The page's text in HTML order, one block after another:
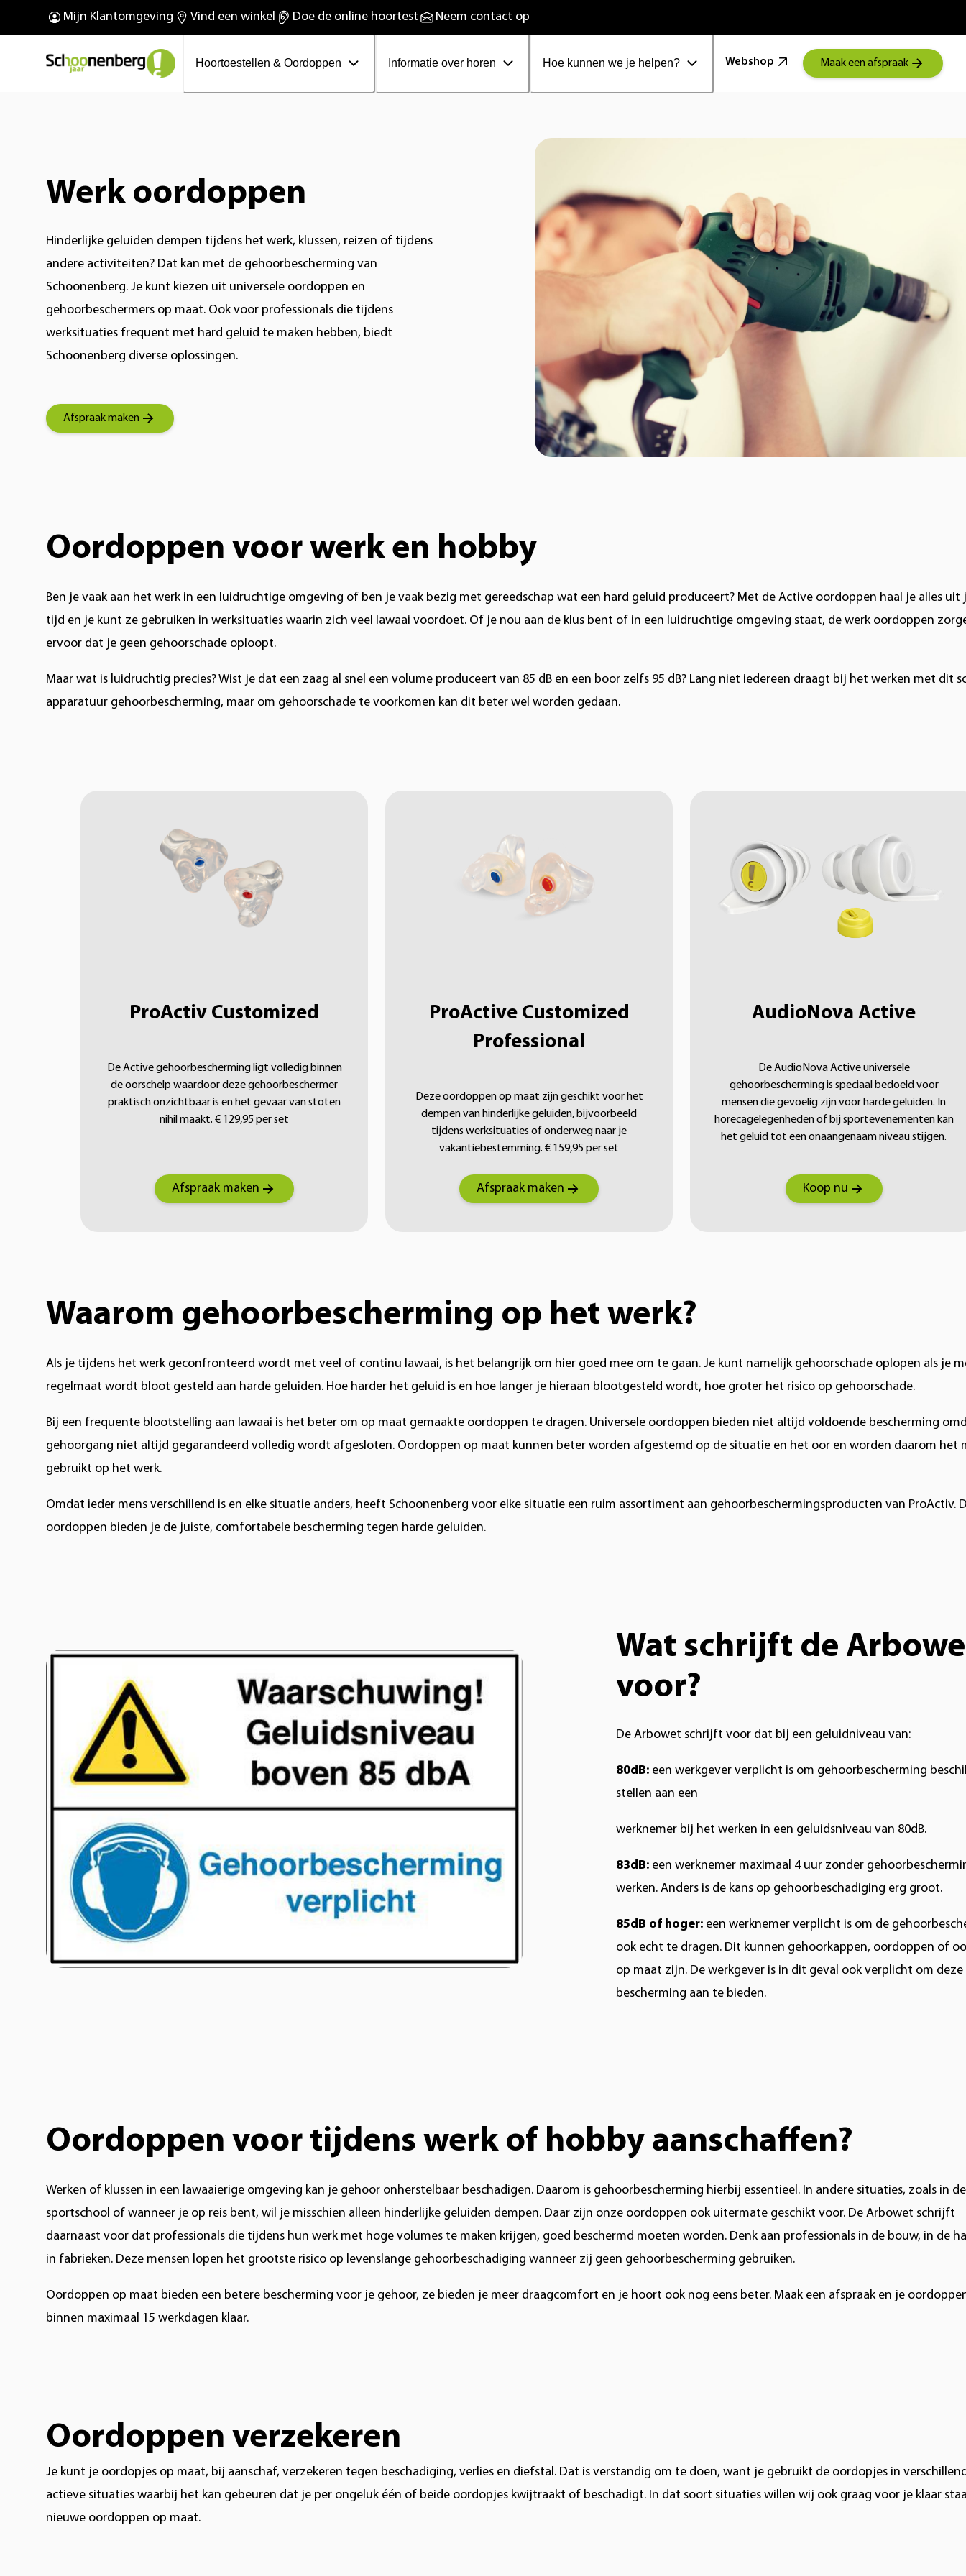
Mijn Klantomgeving Vind een winkel Doe de online hoortest Neem contact op
Hoortoestellen & Oordoppen Informatie over horen Hoe kunnen we je helpen? Webshop Maak een afspraak
De nieuwe Phonak Virto™
R Infinio
Oplaadbare hoortoestellen
100 Jaar Schoonenberg
Wij bestaan 100 jaar!
Werk oordoppen
Hinderlijke geluiden dempen tijdens het werk, klussen, reizen of tijdens
andere activiteiten? Dat kan met de gehoorbescherming van
Schoonenberg. Je kunt kiezen uit universele oordoppen en
gehoorbeschermers op maat. Ook voor professionals die tijdens
werksituaties frequent met hard geluid te maken hebben, biedt
Schoonenberg diverse oplossingen.
Afspraak maken
Oordoppen voor werk en hobby
Ben je vaak aan het werk in een luidruchtige omgeving of ben je vaak bezig met gereedschap wat een hard geluid produceert? Met de Active oordoppen haal je alles uit
tijd en je kunt ze gebruiken in werksituaties waarin zich veel lawaai voordoet. Of je nou aan de klus bent of in een luidruchtige omgeving staat, de werk oordoppen
ervoor dat je geen gehoorschade oploopt.
Maar wat is luidruchtig precies? Wist je dat een zaag al snel een volume produceert van 85 dB en een boor zelfs 95 dB? Lang niet iedereen draagt bij het werken met dit
apparatuur gehoorbescherming, maar om gehoorschade te voorkomen kan dit beter wel worden gedaan.
ProActiv Customized
De Active gehoorbescherming ligt volledig binnen
de oorschelp waardoor deze gehoorbeschermer
praktisch onzichtbaar is en het gevaar van stoten
nihil maakt. € 129,95 per set
Afspraak maken
ProActive Customized
Professional
Deze oordoppen op maat zijn geschikt voor het
dempen van hinderlijke geluiden, bijvoorbeeld
tijdens werksituaties of onderweg naar je
vakantiebestemming. € 159,95 per set
Afspraak maken
AudioNova Active
De AudioNova Active universele
gehoorbescherming is speciaal bedoeld voor
mensen die gevoelig zijn voor harde geluiden. In
horecagelegenheden of bij sportevenementen kan
het geluid tot een onaangenaam niveau stijgen.
Koop nu
Waarom gehoorbescherming op het werk?
Als je tijdens het werk geconfronteerd wordt met veel of continu lawaai, is het belangrijk om hier goed mee om te gaan. Je kunt namelijk gehoorschade oplopen als je
regelmaat wordt bloot gesteld aan harde geluiden. Hoe harder het geluid is en hoe langer je hieraan blootgesteld wordt, hoe groter het risico op gehoorschade.
Bij een frequente blootstelling aan lawaai is het beter om op maat gemaakte oordoppen te dragen. Universele oordoppen bieden niet altijd voldoende bescherming
gehoorgang niet altijd gegarandeerd volledig wordt afgesloten. Oordoppen op maat kunnen beter worden afgestemd op de situatie en het oor en worden daarom het
gebruikt op het werk.
Omdat ieder mens verschillend is en elke situatie anders, heeft Schoonenberg voor elke situatie een ruim assortiment aan gehoorbeschermingsproducten van ProActiv.
oordoppen bieden je de juiste, comfortabele bescherming tegen harde geluiden.
Wat schrijft de
voor?
De Arbowet schrijft voor dat bij een geluidniveau van:
80dB: een werkgever verplicht is om gehoorbescherming
stellen aan een
werknemer bij het werken in een geluidsniveau van 80dB.
83dB: een werknemer maximaal 4 uur zonder
werken. Anders is de kans op gehoorbeschadiging erg groot.
85dB of hoger: een werknemer verplicht is om de
ook echt te dragen. Dit kunnen gehoorkappen, oordoppen of
op maat zijn. De werkgever is in dit geval ook verplicht om deze
bescherming aan te bieden.
Oordoppen voor tijdens werk of hobby aanschaffen?
Werken of klussen in een lawaaierige omgeving kan je gehoor onherstelbaar beschadigen. Daarom is gehoorbescherming hierbij essentieel. In andere situaties, zoals in de
sportschool of wanneer je op reis bent, wil je misschien alleen hinderlijke geluiden dempen. Daar zijn onze oordoppen ook uitermate geschikt voor. De Arbowet schrijft
daarnaast voor dat professionals die tijdens hun werk met hoge volumes te maken krijgen, goed beschermd moeten worden. Denk aan professionals in de bouw, in de
in fabrieken. Deze mensen lopen het grootste risico op levenslange gehoorbeschadiging wanneer zij geen gehoorbescherming gebruiken.
Oordoppen op maat bieden een betere bescherming voor je gehoor, ze bieden je meer draagcomfort en je hoort ook nog eens beter. Maak een afspraak en je
binnen maximaal 15 werkdagen klaar.
Oordoppen verzekeren
Je kunt je oordopjes op maat, bij aanschaf, verzekeren tegen beschadiging, verlies en diefstal. Dat is verstandig om te doen, want je gebruikt de oordopjes in
actieve situaties waarbij het kan gebeuren dat je per ongeluk één of beide oordopjes kwijtraakt of beschadigt. In dat soort situaties willen wij ook graag voor je klaar
nieuwe oordoppen op maat.